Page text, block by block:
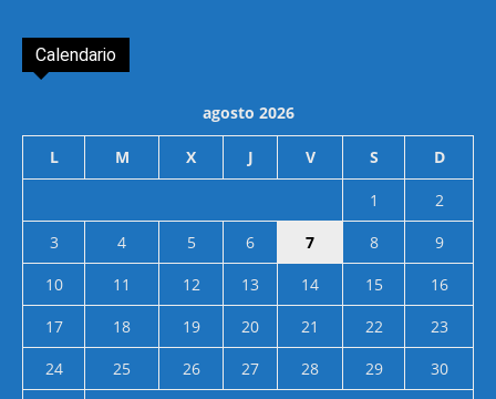
Calendario
agosto 2026
L M X J V S D
1
2
3
4 5 6 7 8
9
10
11 12 13 14 15
16
17
18 19 20 21 22
23
24
25 26 27 28 29
30